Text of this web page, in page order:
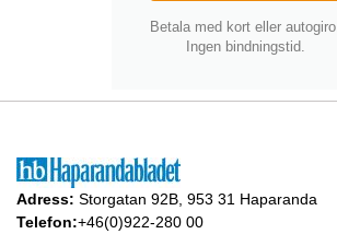
Betala med kort eller autogiro.
Ingen bindningstid.
Adress: Storgatan 92B, 953 31 Haparanda
Telefon:+46(0)922-280 00